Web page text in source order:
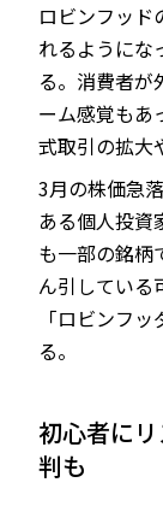
ロビンフッド
れるようにな
る。消費者が
ーム感覚もあ
式取引の拡大
3月の株価急
ある個人投資
も一部の銘柄
ん引している
「ロビンフ
る。
初心者に
判も